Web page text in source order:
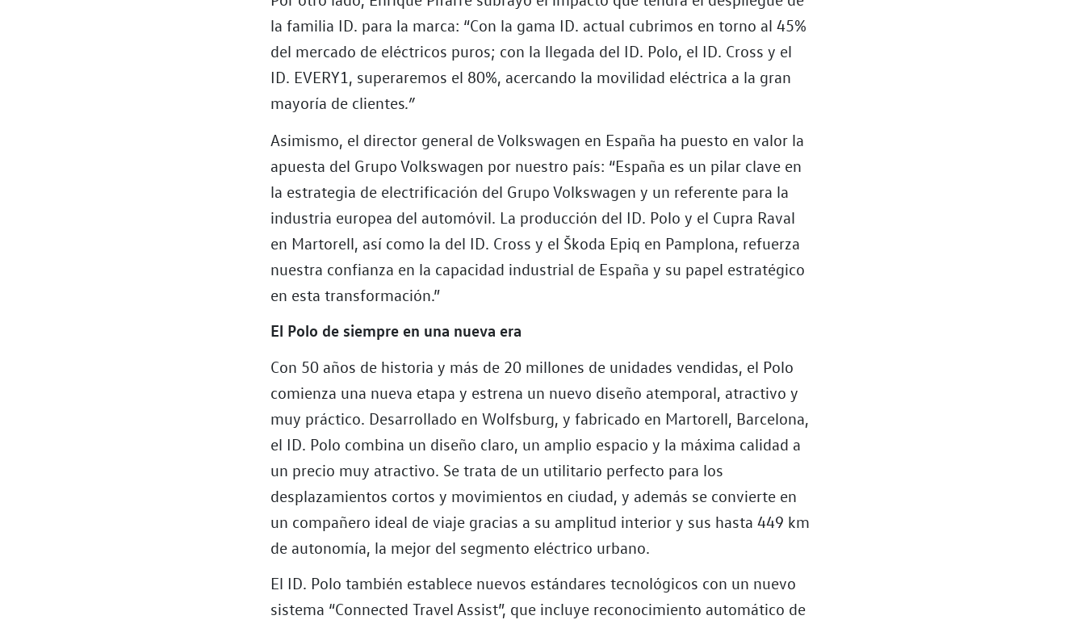
la familia ID. para la marca: “Con la gama ID. actual cubrimos en torno al 45%
del mercado de eléctricos puros; con la llegada del ID. Polo, el ID. Cross y el
ID. EVERY1, superaremos el 80%, acercando la movilidad eléctrica a la gran
mayoría de clientes.”
Asimismo, el director general de Volkswagen en España ha puesto en valor la
apuesta del Grupo Volkswagen por nuestro país: “España es un pilar clave en
la estrategia de electrificación del Grupo Volkswagen y un referente para la
industria europea del automóvil. La producción del ID. Polo y el Cupra Raval
en Martorell, así como la del ID. Cross y el Škoda Epiq en Pamplona, refuerza
nuestra confianza en la capacidad industrial de España y su papel estratégico
en esta transformación.”
El Polo de siempre en una nueva era
Con 50 años de historia y más de 20 millones de unidades vendidas, el Polo
comienza una nueva etapa y estrena un nuevo diseño atemporal, atractivo y
muy práctico. Desarrollado en Wolfsburg, y fabricado en Martorell, Barcelona,
el ID. Polo combina un diseño claro, un amplio espacio y la máxima calidad a
un precio muy atractivo. Se trata de un utilitario perfecto para los
desplazamientos cortos y movimientos en ciudad, y además se convierte en
un compañero ideal de viaje gracias a su amplitud interior y sus hasta 449 km
de autonomía, la mejor del segmento eléctrico urbano.
El ID. Polo también establece nuevos estándares tecnológicos con un nuevo
sistema “Connected Travel Assist”, que incluye reconocimiento automático de